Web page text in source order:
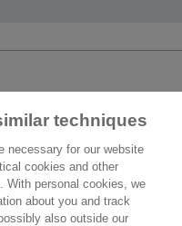
techniques
necessary for our website
cookies and other
With personal cookies, we
about you and track
also outside our